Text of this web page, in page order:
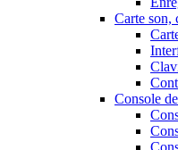
Carte son,
Console